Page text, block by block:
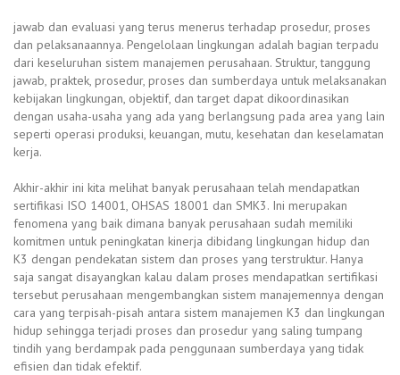
jawab dan evaluasi yang terus menerus terhadap prosedur, proses
dan pelaksanaannya. Pengelolaan lingkungan adalah bagian terpadu
dari keseluruhan sistem manajemen perusahaan. Struktur, tanggung
jawab, praktek, prosedur, proses dan sumberdaya untuk melaksanakan
kebijakan lingkungan, objektif, dan target dapat dikoordinasikan
dengan usaha-usaha yang ada yang berlangsung pada area yang lain
seperti operasi produksi, keuangan, mutu, kesehatan dan keselamatan
kerja.
Akhir-akhir ini kita melihat banyak perusahaan telah mendapatkan
sertifikasi ISO 14001, OHSAS 18001 dan SMK3. Ini merupakan
fenomena yang baik dimana banyak perusahaan sudah memiliki
komitmen untuk peningkatan kinerja dibidang lingkungan hidup dan
K3 dengan pendekatan sistem dan proses yang terstruktur. Hanya
saja sangat disayangkan kalau dalam proses mendapatkan sertifikasi
tersebut perusahaan mengembangkan sistem manajemennya dengan
cara yang terpisah-pisah antara sistem manajemen K3 dan lingkungan
hidup sehingga terjadi proses dan prosedur yang saling tumpang
tindih yang berdampak pada penggunaan sumberdaya yang tidak
efisien dan tidak efektif.